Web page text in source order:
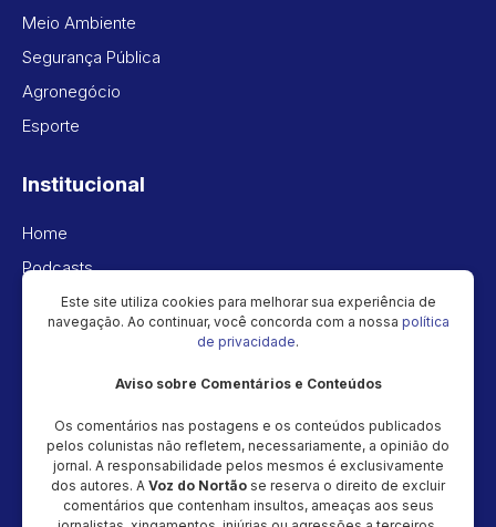
Meio Ambiente
Segurança Pública
Agronegócio
Esporte
Institucional
Home
Podcasts
Vídeos
Política de privacidade
Newsletter
Cadastre seu e-mail e receba as novidades!
Este site utiliza cookies para melhorar sua experiência de
navegação. Ao continuar, você concorda com a nossa política
de privacidade.
Aviso sobre Comentários e Conteúdos
Os comentários nas postagens e os conteúdos publicados
pelos colunistas não refletem, necessariamente, a opinião do
jornal. A responsabilidade pelos mesmos é exclusivamente
dos autores. A Voz do Nortão se reserva o direito de excluir
comentários que contenham insultos, ameaças aos seus